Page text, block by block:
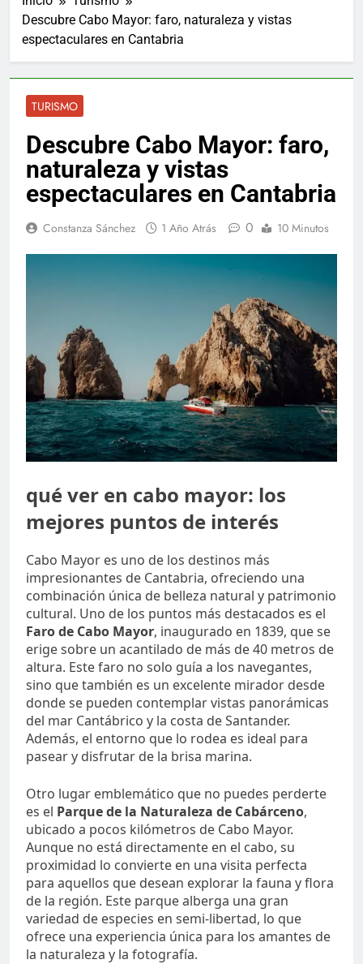
Descubre Cabo Mayor: faro, naturaleza y vistas
espectaculares en Cantabria
TURISMO
Descubre Cabo Mayor: faro,
naturaleza y vistas
espectaculares en Cantabria
Constanza Sánchez 1 Año Atrás 0 10 Minutos
qué ver en cabo mayor: los
mejores puntos de interés
Cabo Mayor es uno de los destinos más
impresionantes de Cantabria, ofreciendo una
combinación única de belleza natural y patrimonio
cultural. Uno de los puntos más destacados es el
Faro de Cabo Mayor, inaugurado en 1839, que se
erige sobre un acantilado de más de 40 metros de
altura. Este faro no solo guía a los navegantes,
sino que también es un excelente mirador desde
donde se pueden contemplar vistas panorámicas
del mar Cantábrico y la costa de Santander.
Además, el entorno que lo rodea es ideal para
pasear y disfrutar de la brisa marina.
Otro lugar emblemático que no puedes perderte
es el Parque de la Naturaleza de Cabárceno,
ubicado a pocos kilómetros de Cabo Mayor.
Aunque no está directamente en el cabo, su
proximidad lo convierte en una visita perfecta
para aquellos que desean explorar la fauna y flora
de la región. Este parque alberga una gran
variedad de especies en semi-libertad, lo que
ofrece una experiencia única para los amantes de
la naturaleza y la fotografía.